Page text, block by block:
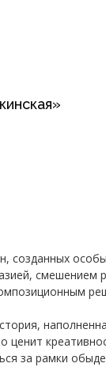
созданных
смешением
ценит
за рамки